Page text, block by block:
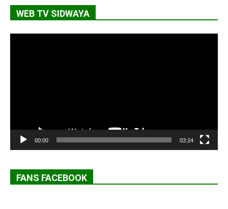
WEB TV SIDWAYA
00:00 03:24
FANS FACEBOOK